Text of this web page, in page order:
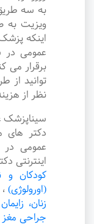
به سه
ویزیت به
اینکه
عمومی در
برقرار می
توانید از
نظر از
سیناپزشک
دکتر
عمومی در
اینترنتی
کودکان و
(اورولوژی) ،
زنان،
جراحی